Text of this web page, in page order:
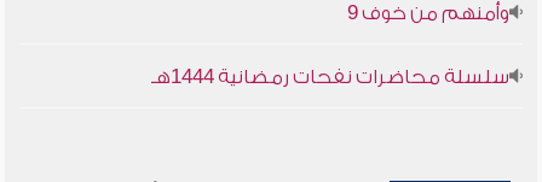
وأمنهم من خوف 9
سلسلة محاضرات نفحات رمضانية 1444هـ